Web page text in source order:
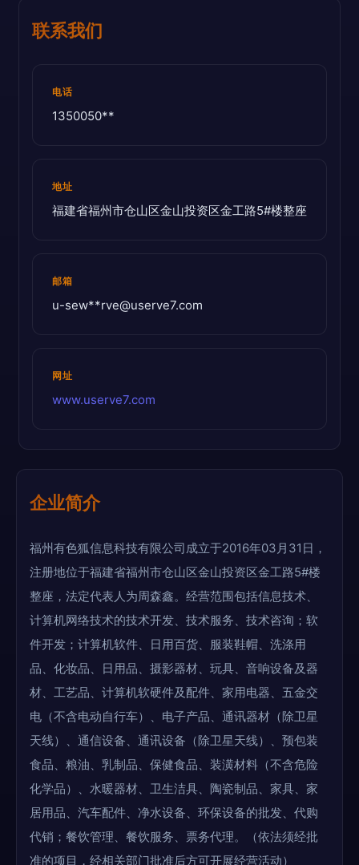
联系我们
电话
1350050**
地址
福建省福州市仓山区金山投资区金工路5#楼整座
邮箱
u-sew**rve@userve7.com
网址
www.userve7.com
企业简介
福州有色狐信息科技有限公司成立于2016年03月31日，
注册地位于福建省福州市仓山区金山投资区金工路5#楼
整座，法定代表人为周森鑫。经营范围包括信息技术、
计算机网络技术的技术开发、技术服务、技术咨询；软
件开发；计算机软件、日用百货、服装鞋帽、洗涤用
品、化妆品、日用品、摄影器材、玩具、音响设备及器
材、工艺品、计算机软硬件及配件、家用电器、五金交
电（不含电动自行车）、电子产品、通讯器材（除卫星
天线）、通信设备、通讯设备（除卫星天线）、预包装
食品、粮油、乳制品、保健食品、装潢材料（不含危险
化学品）、水暖器材、卫生洁具、陶瓷制品、家具、家
居用品、汽车配件、净水设备、环保设备的批发、代购
代销；餐饮管理、餐饮服务、票务代理。（依法须经批
准的项目，经相关部门批准后方可开展经营活动）